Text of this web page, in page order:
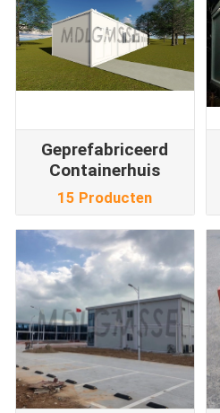
Geprefabriceerd
Containerhuis
15 Producten